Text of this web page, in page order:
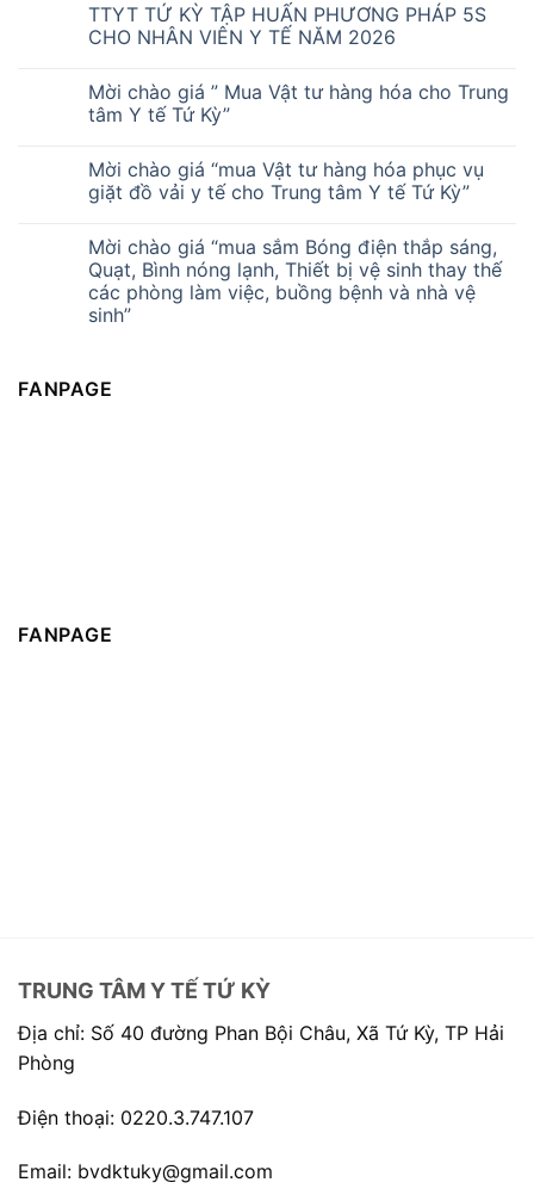
TTYT TỨ KỲ TẬP HUẤN PHƯƠNG PHÁP 5S
CHO NHÂN VIÊN Y TẾ NĂM 2026
Mời chào giá ” Mua Vật tư hàng hóa cho Trung
tâm Y tế Tứ Kỳ”
Mời chào giá “mua Vật tư hàng hóa phục vụ
giặt đồ vải y tế cho Trung tâm Y tế Tứ Kỳ”
Mời chào giá “mua sắm Bóng điện thắp sáng,
Quạt, Bình nóng lạnh, Thiết bị vệ sinh thay thế
các phòng làm việc, buồng bệnh và nhà vệ
sinh”
FANPAGE
FANPAGE
TRUNG TÂM Y TẾ TỨ KỲ
Địa chỉ: Số 40 đường Phan Bội Châu, Xã Tứ Kỳ, TP Hải
Phòng
Điện thoại: 0220.3.747.107
Email: bvdktuky@gmail.com